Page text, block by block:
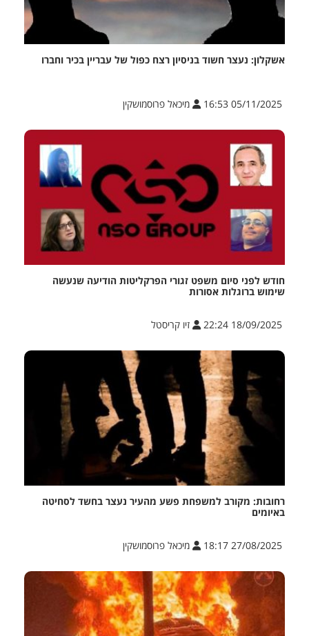
אשקלון: נעצר חשוד בניסיון רצח כפול של עבריין בכיר וחברו
05/11/2025 16:53 מיכאל פרוסמושקין
חודש לפני סיום משפט זגורי הפרקליטות הודיעה שנעשה
שימוש ברוגלות אסורות
18/09/2025 22:24 זיו קריסטל
רחובות: מקורב למשפחת פשע מהעיר נעצר בחשד לסחיטה
באיומים
27/08/2025 18:17 מיכאל פרוסמושקין